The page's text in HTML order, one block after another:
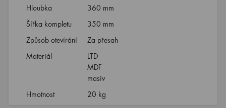
Hloubka
360 mm
Šířka kompletu
350 mm
Způsob otevírání
Za přesah
Materiál
LTD
MDF
masiv
Hmotnost
20 kg